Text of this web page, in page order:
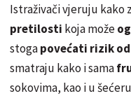
Istraživači vjeruju kako
pretilosti koja može
stogapovećati rizik
smatraju kako i sama
sokovima, kao i u